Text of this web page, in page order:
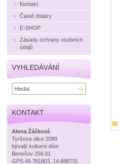
Kontakt
Časté dotazy
E-SHOP
Zásady ochrany osobních
údajů
VYHLEDÁVÁNÍ
KONTAKT
Alena Žáčková
Tyršova ulice 2088
bývalý kulturní dům
Benešov 256 01
GPS 49.781803, 14.688731